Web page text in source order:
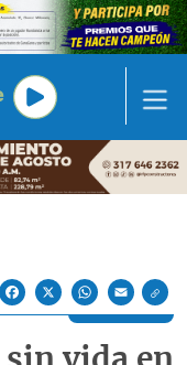
FacebookX WhatsAppEmail